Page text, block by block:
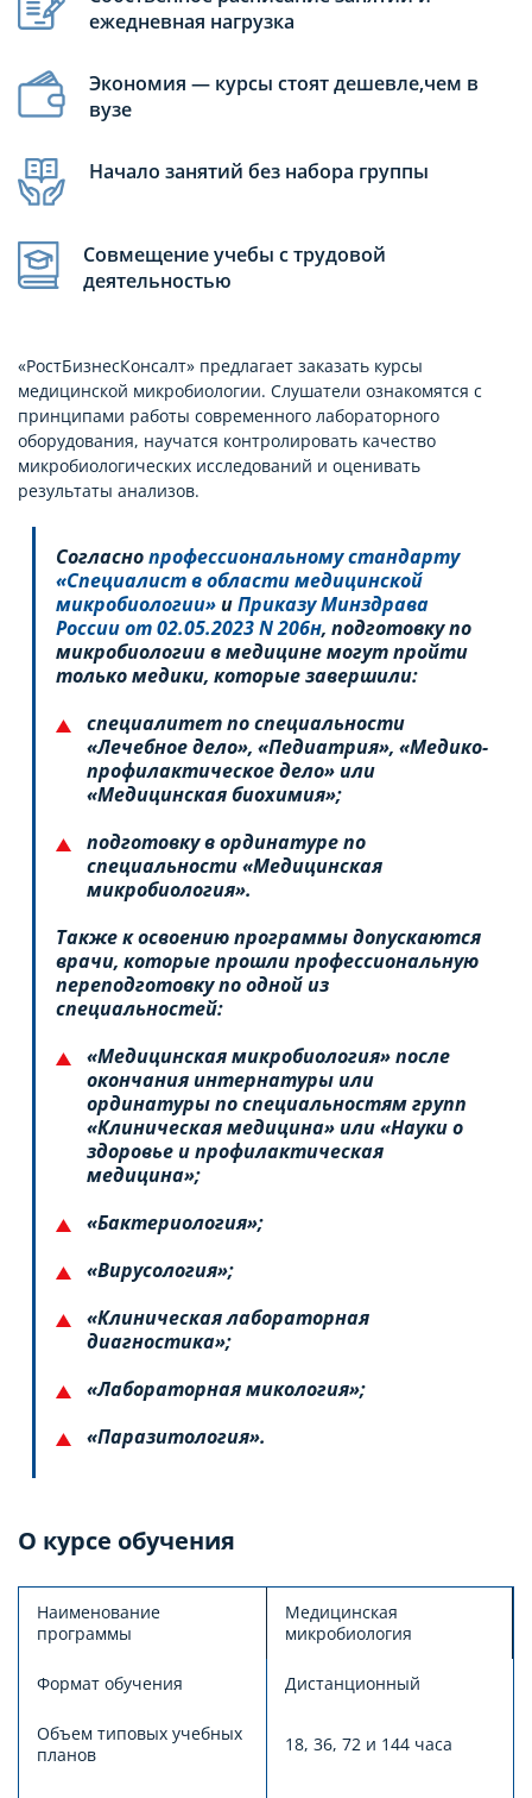
ежедневная нагрузка
Экономия — курсы стоят дешевле,чем в
вузе
Начало занятий без набора группы
Совмещение учебы с трудовой
деятельностью
«РостБизнесКонсалт» предлагает заказать курсы
медицинской микробиологии. Слушатели ознакомятся с
принципами работы современного лабораторного
оборудования, научатся контролировать качество
микробиологических исследований и оценивать
результаты анализов.
Согласнопрофессиональному стандарту
«Специалист в области медицинской
микробиологии» иПриказу Минздрава
России от 02.05.2023 N 206н, подготовку по
микробиологии в медицине могут пройти
только медики, которые завершили:
специалитет по специальности
«Лечебное дело», «Педиатрия», «Медико-
профилактическое дело» или
«Медицинская биохимия»;
подготовку в ординатуре по
специальности «Медицинская
микробиология».
Также к освоению программы допускаются
врачи, которые прошли профессиональную
переподготовку по одной из
специальностей:
«Медицинская микробиология» после
окончания интернатуры или
ординатуры по специальностям групп
«Клиническая медицина» или «Науки о
здоровье и профилактическая
медицина»;
«Бактериология»;
«Вирусология»;
«Клиническая лабораторная
диагностика»;
«Лабораторная микология»;
«Паразитология».
О курсе обучения
Наименование
программы
Медицинская
микробиология
Формат обучения Дистанционный
Объем типовых учебных
планов
18, 36, 72 и 144 часа